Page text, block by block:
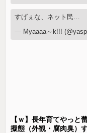
すげぇな、ネット民…
— Myaaaa～k!!!
【ｗ】長年育てやっと
擬態（外観・腐肉臭）